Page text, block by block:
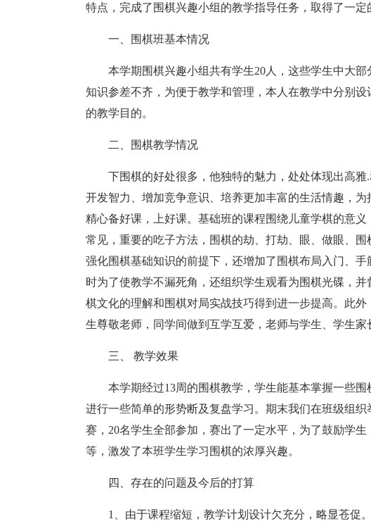
特点，完成了围棋兴趣小组的教学指导任务，取得了一定
一、围棋班基本情况
本学期围棋兴趣小组共有学生20人，这些学生中大
知识参差不齐，为便于教学和管理，本人在教学中分别
的教学目的。
二、围棋教学情况
下围棋的好处很多，他独特的魅力，处处体现出高雅
开发智力、增加竞争意识、培养更加丰富的生活情趣，
精心备好课，上好课。基础班的课程围绕儿童学棋的意
常见，重要的吃子方法，围棋的劫、打劫、眼、做眼、
强化围棋基础知识的前提下，还增加了围棋布局入门、
时为了使教学不漏死角，还组织学生观看为围棋光碟，
棋文化的理解和围棋对局实战技巧得到进一步提高。此
生尊敬老师，同学间做到互学互爱，老师与学生、学生家
三、 教学效果
本学期经过13周的围棋教学，学生能基本掌握一些
进行一些简单的形势断及复盘学习。期末我们在班级组
赛，20名学生全部参加，赛出了一定水平，为了鼓励学
等，激发了本班学生学习围棋的浓厚兴趣。
四、存在的问题及今后的打算
1、由于课程缩短，教学计划设计欠充分，略显苍促。